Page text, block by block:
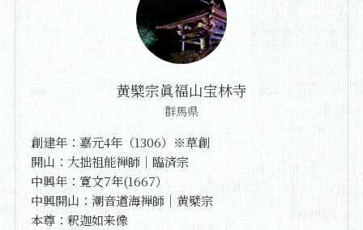
黄檗宗眞福山宝林寺
群馬県
創建年：嘉元4年（1306）※草創
開山：大拙祖能禅師｜臨済宗
中興年：寛文7年(1667）
中興開山：潮音道海禅師｜黄檗宗
本尊：釈迦如来像